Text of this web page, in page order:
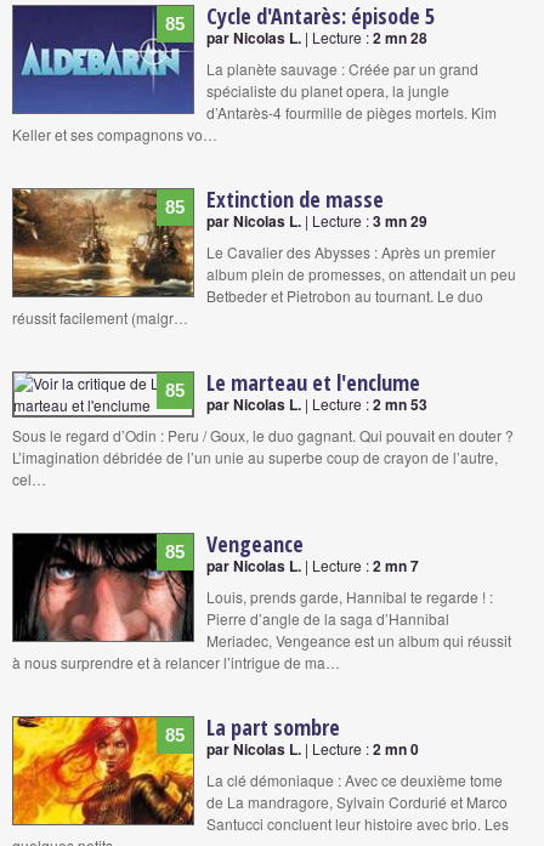
85 Cycle d'Antarès: épisode 5
par Nicolas L. | Lecture :2 mn 28
La planète sauvage : Créée par un grand
spécialiste du planet opera, la jungle
d’Antarès-4 fourmille de pièges mortels. Kim
Keller et ses compagnons vo…
85 Extinction de masse
par Nicolas L. | Lecture :3 mn 29
Le Cavalier des Abysses : Après un premier
album plein de promesses, on attendait un peu
Betbeder et Pietrobon au tournant. Le duo
réussit facilement (malgr…
85 Le marteau et l'enclume
par Nicolas L. | Lecture :2 mn 53
Sous le regard d’Odin : Peru / Goux, le duo gagnant. Qui pouvait en douter ?
L’imagination débridée de l’un unie au superbe coup de crayon de l’autre,
cel…
85 Vengeance
par Nicolas L. | Lecture :2 mn 7
Louis, prends garde, Hannibal te regarde ! :
Pierre d’angle de la saga d’Hannibal
Meriadec, Vengeance est un album qui réussit
à nous surprendre et à relancer l’intrigue de ma…
85 La part sombre
par Nicolas L. | Lecture :2 mn 0
La clé démoniaque : Avec ce deuxième tome
de La mandragore, Sylvain Cordurié et Marco
Santucci concluent leur histoire avec brio. Les